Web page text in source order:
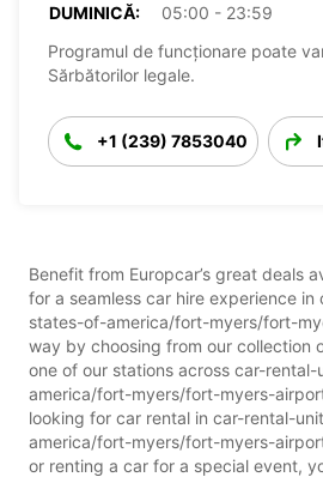
DUMINICĂ:
05:00 - 23:59
Programul de funcționare poate
Sărbătorilor legale.
+1 (239) 7853040
Benefit from Europcar’s great deals
for a seamless car hire experience
states-of-america/fort-myers/fort-
way by choosing from our collection
one of our stations across car-
america/fort-myers/fort-myers-
looking for car rental in car-rental-
america/fort-myers/fort-myers-
or renting a car for a special event,